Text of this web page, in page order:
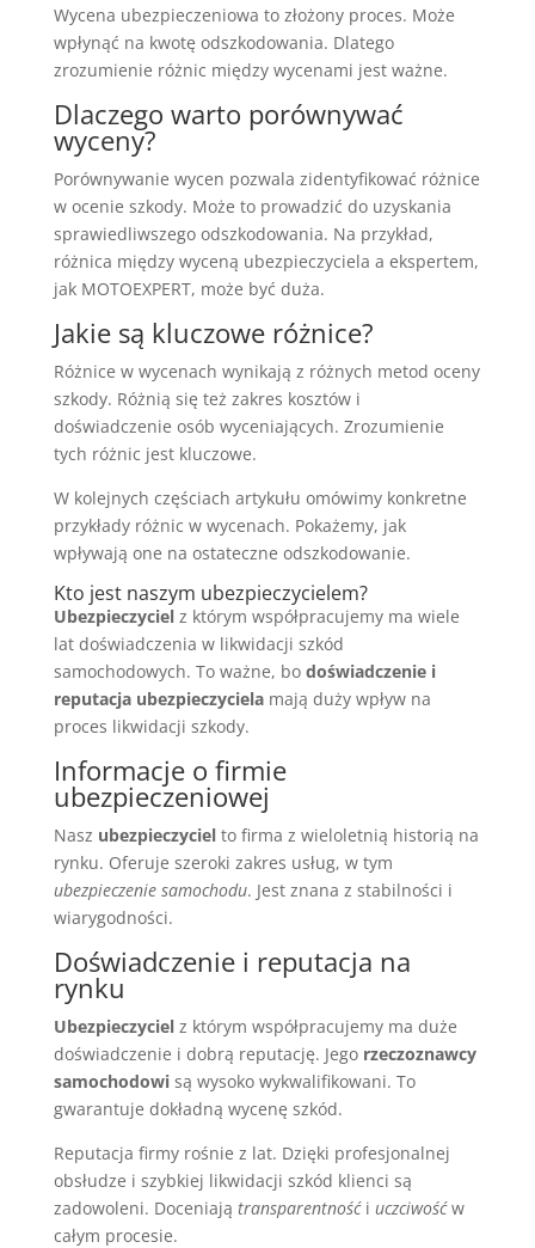
Wycena ubezpieczeniowa to złożony proces. Może
wpłynąć na kwotę odszkodowania. Dlatego
zrozumienie różnic między wycenami jest ważne.
Dlaczego warto porównywać
wyceny?
Porównywanie wycen pozwala zidentyfikować różnice
w ocenie szkody. Może to prowadzić do uzyskania
sprawiedliwszego odszkodowania. Na przykład,
różnica między wyceną ubezpieczyciela a ekspertem,
jak MOTOEXPERT, może być duża.
Jakie są kluczowe różnice?
Różnice w wycenach wynikają z różnych metod oceny
szkody. Różnią się też zakres kosztów i
doświadczenie osób wyceniających. Zrozumienie
tych różnic jest kluczowe.
W kolejnych częściach artykułu omówimy konkretne
przykłady różnic w wycenach. Pokażemy, jak
wpływają one na ostateczne odszkodowanie.
Kto jest naszym ubezpieczycielem?
Ubezpieczycielz którym współpracujemy ma wiele
lat doświadczenia w likwidacji szkód
samochodowych. To ważne, bo doświadczenie i
reputacja ubezpieczycielamają duży wpływ na
proces likwidacji szkody.
Informacje o firmie
ubezpieczeniowej
Nasz ubezpieczycielto firma z wieloletnią historią na
rynku. Oferuje szeroki zakres usług, w tym
ubezpieczenie samochodu. Jest znana z stabilności i
wiarygodności.
Doświadczenie i reputacja na
rynku
Ubezpieczycielz którym współpracujemy ma duże
doświadczenie i dobrą reputację. Jego rzeczoznawcy
samochodowisą wysoko wykwalifikowani. To
gwarantuje dokładną wycenę szkód.
Reputacja firmy rośnie z lat. Dzięki profesjonalnej
obsłudze i szybkiej likwidacji szkód klienci są
zadowoleni. Doceniają transparentnośći uczciwośćw
całym procesie.